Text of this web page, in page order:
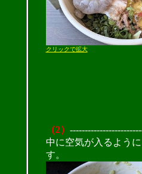
クリックで拡大
（2）
中に空気が入るよう
す。